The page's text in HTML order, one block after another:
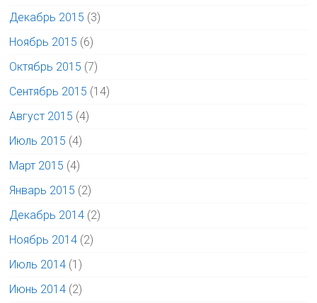
Декабрь 2015 (3)
Ноябрь 2015 (6)
Октябрь 2015 (7)
Сентябрь 2015 (14)
Август 2015 (4)
Июль 2015 (4)
Март 2015 (4)
Январь 2015 (2)
Декабрь 2014 (2)
Ноябрь 2014 (2)
Июль 2014 (1)
Июнь 2014 (2)